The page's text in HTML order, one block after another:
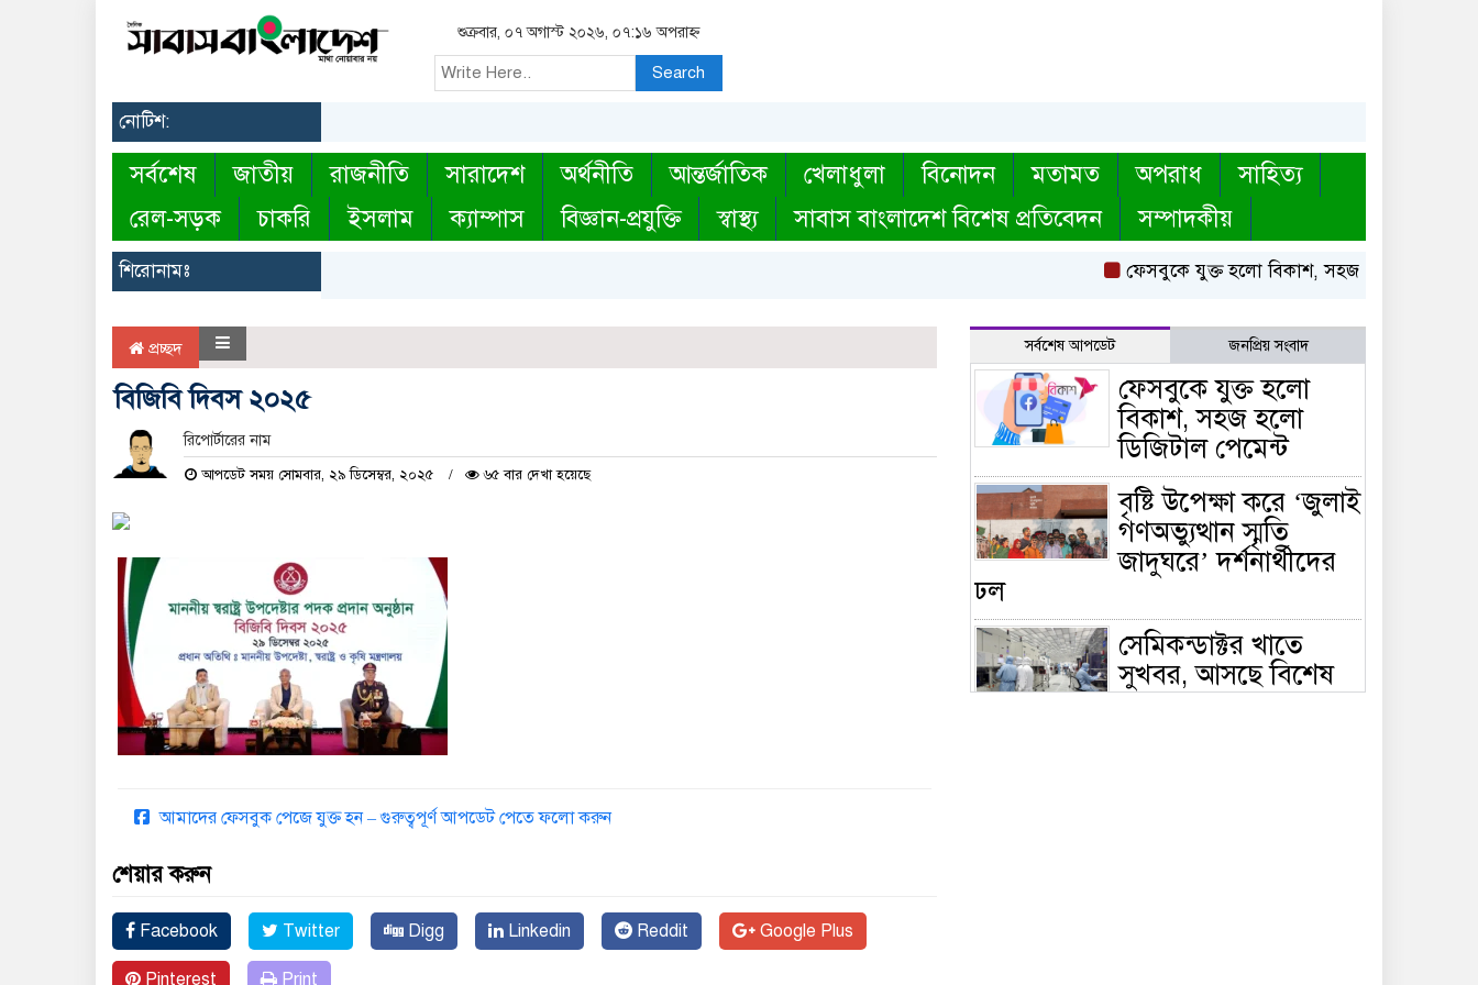
শুক্রবার, ০৭ অগাস্ট ২০২৬, ০৭:১৬ অপরাহ্ন
Search
নোটিশ:
সর্বশেষ জাতীয় রাজনীতি সারাদেশ অর্থনীতি আন্তর্জাতিক খেলাধুলা বিনোদন মতামত অপরাধ
সাহিত্য
রেল-সড়ক
চাকরি ইসলাম ক্যাম্পাস বিজ্ঞান-প্রযুক্তি স্বাস্থ্য সাবাস বাংলাদেশ বিশেষ প্রতিবেদন সম্পাদকীয়
শিরোনামঃ ফেসবুকে যুক্ত হলো বিকাশ, সহজ হলো ডিজিটাল
প্রচ্ছদ
বিজিবি দিবস ২০২৫
রিপোর্টারের নাম
আপডেট সময় সোমবার, ২৯ ডিসেম্বর, ২০২৫ ৬৫ বার দেখা হয়েছে
আমাদের ফেসবুক পেজে যুক্ত হন – গুরুত্বপূর্ণ আপডেট পেতে ফলো করুন
শেয়ার করুন
Facebook Twitter Digg Linkedin Reddit Google Plus
Pinterest Print
সর্বশেষ আপডেট জনপ্রিয় সংবাদ
ফেসবুকে যুক্ত হলো
বিকাশ, সহজ হলো
ডিজিটাল পেমেন্ট
বৃষ্টি উপেক্ষা করে ‘জুলাই
গণঅভ্যুত্থান স্মৃতি
জাদুঘরে’ দর্শনার্থীদের
ঢল
সেমিকন্ডাক্টর খাতে
সুখবর, আসছে বিশেষ
প্রণোদনা